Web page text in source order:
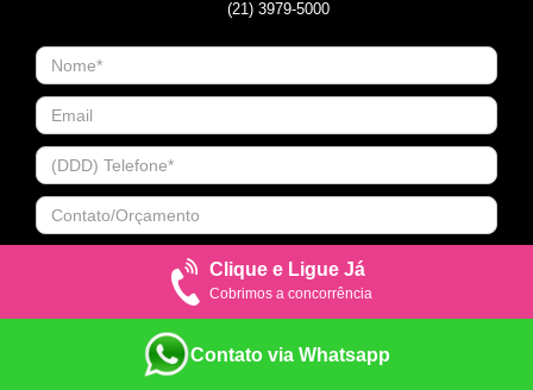
(21) 3979-5000
Clique e Ligue Já
Cobrimos a concorrência
Contato via Whatsapp